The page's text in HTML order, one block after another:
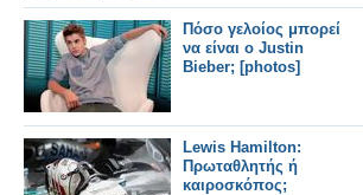
Πόσο γελοίος μπορεί
να είναι ο Justin
Bieber; [photos]
Lewis Hamilton:
Πρωταθλητής ή
καιροσκόπος;